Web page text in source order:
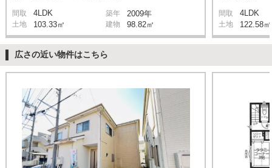
間取 4LDK 築年 2009年
土地 103.33㎡ 建物 98.82㎡
間取 4LDK
土地 122.58㎡
広さの近い物件はこちら